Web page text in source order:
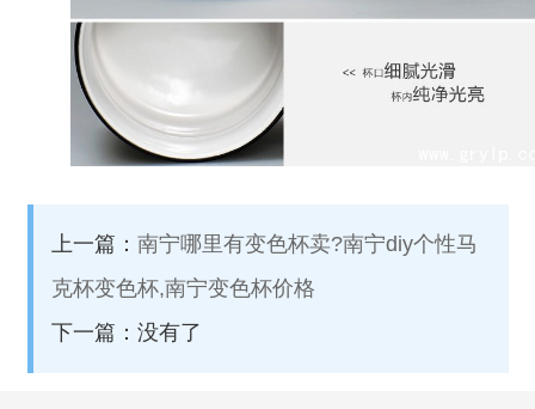
上一篇： 南宁哪里有变色杯卖?南宁diy个性马
克杯变色杯,南宁变色杯价格
下一篇：没有了